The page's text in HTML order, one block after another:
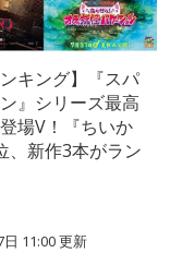
ンキング】『スパ
』シリーズ最高
場V！『ちいか
、新作3本がラン
11:00更新